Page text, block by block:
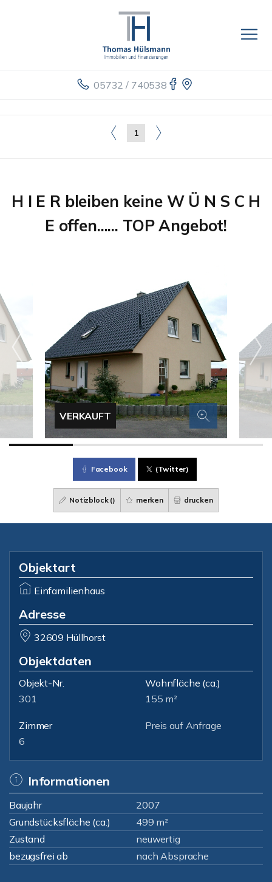
05732 / 740538
1
H I E R bleiben keine W Ü N S C H
E offen...... TOP Angebot!
VERKAUFT
Facebook (Twitter)
Notizblock () merken drucken
Objektart
Einfamilienhaus
Adresse
32609 Hüllhorst
Objektdaten
Objekt-Nr.
301
Wohnfläche (ca.)
155 m²
Zimmer
6
Preis auf Anfrage
Informationen
Baujahr
2007
Grundstücksfläche (ca.)
499 m²
Zustand
neuwertig
bezugsfrei ab
nach Absprache